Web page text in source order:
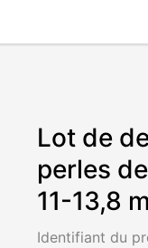
Lot de
perles
11-13,8
Identifiant du